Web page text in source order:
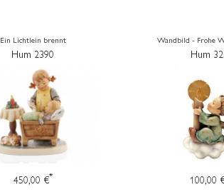
Ein Lichtlein brennt
Hum 2390
450,00 €*
Wandbild - Frohe
Hum
100,00